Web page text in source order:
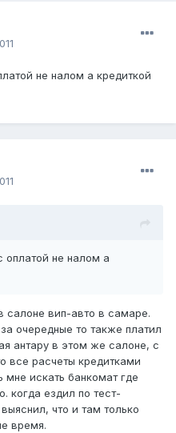
не налом а кредиткой
оплатой не налом а
салоне вип-авто в самаре.
очередные то также платил
антару в этом же салоне, с
все расчеты кредитками
искать банкомат где
когда ездил по тест-
что и там только
время.